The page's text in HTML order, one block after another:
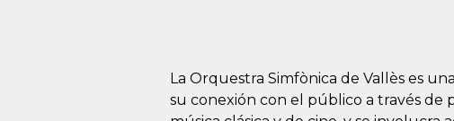
La Orquestra Simfònica de Vallès es
su conexión con el público a través de